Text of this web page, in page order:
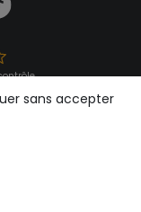
sans accepter